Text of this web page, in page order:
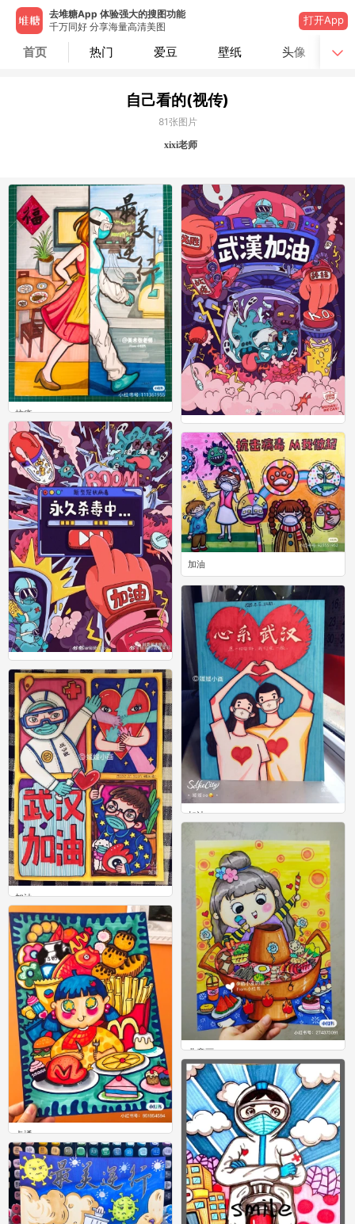
去堆糖App 体验强大的搜图功能
千万同好 分享海量高清美图
打开App
首页 热门 爱豆 壁纸 头像
自己看的(视传)
81张图片
xixi老师
抗疫
10
加油
1
抗疫
2
加油
2
儿童画
0
武汉加油
0
加油
卡通
1